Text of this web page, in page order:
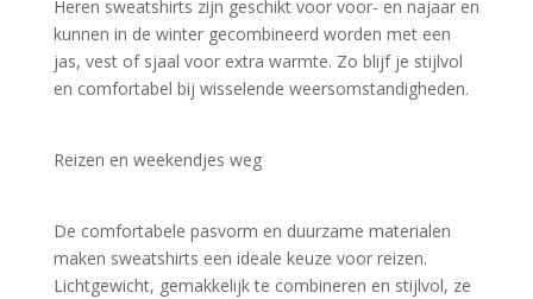
Heren sweatshirts zijn geschikt voor voor- en najaar en
kunnen in de winter gecombineerd worden met een
jas, vest of sjaal voor extra warmte. Zo blijf je stijlvol
en comfortabel bij wisselende weersomstandigheden.
Reizen en weekendjes weg
De comfortabele pasvorm en duurzame materialen
maken sweatshirts een ideale keuze voor reizen.
Lichtgewicht, gemakkelijk te combineren en stijlvol, ze